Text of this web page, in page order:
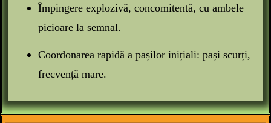
Împingere explozivă, concomitentă, cu ambele
picioare la semnal.
Coordonarea rapidă a pașilor inițiali: pași scurți,
frecvență mare.